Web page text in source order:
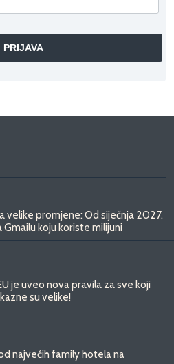
velike promjene: Od siječnja 2027.
Gmailu koju koriste milijuni
je uveo nova pravila za sve koji
su velike!
najvećih family hotela na